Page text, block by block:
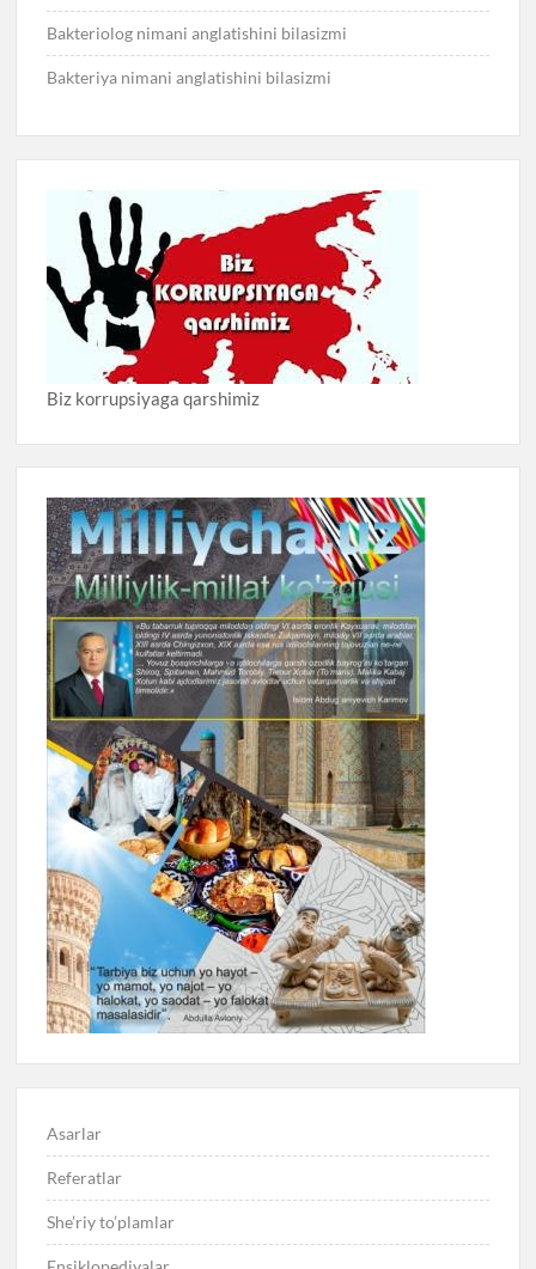
Bakteriolog nimani anglatishini bilasizmi
Bakteriya nimani anglatishini bilasizmi
Biz korrupsiyaga qarshimiz
Asarlar
Referatlar
She’riy to’plamlar